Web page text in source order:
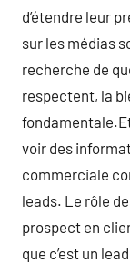
d’étendre leur
sur les médias
recherche de
respectent, la
voir des
commerciale
leads. Le rôle
prospect en
que c’est un